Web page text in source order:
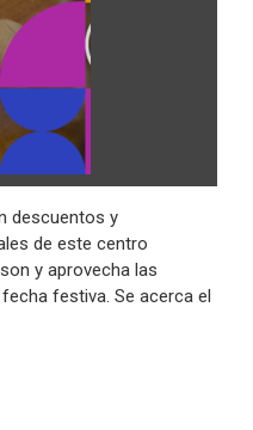
descuentos y
de este centro
y aprovecha las
festiva. Se acerca el